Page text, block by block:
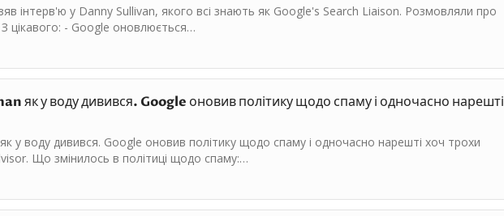
інтерв'ю у Danny Sullivan, якого всі знають як Google's Search Liaison. Розмовляли про
цікавого: - Google оновлюється…
як у воду дивився. Google оновив політику щодо спаму і одночасно нарешті
у воду дивився. Google оновив політику щодо спаму і одночасно нарешті хоч трохи
Що змінилось в політиці щодо спаму:…